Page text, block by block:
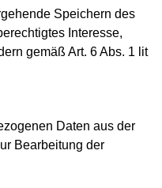
Speichern des
Interesse,
gemäß Art. 6 Abs. 1 lit
Daten aus der
Bearbeitung der